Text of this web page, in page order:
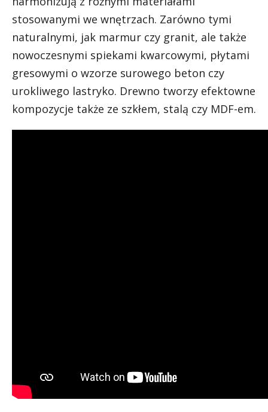
stosowanymi we wnętrzach. Zarówno tymi
naturalnymi, jak marmur czy granit, ale także
nowoczesnymi spiekami kwarcowymi, płytami
gresowymi o wzorze surowego beton czy
urokliwego lastryko. Drewno tworzy efektowne
kompozycje także ze szkłem, stalą czy MDF-em.